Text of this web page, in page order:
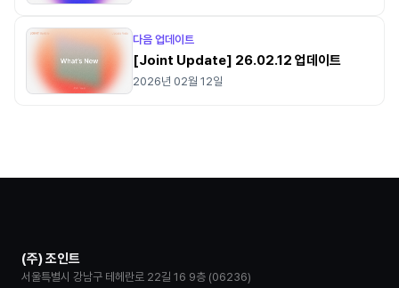
다음 업데이트
[Joint Update] 26.02.12 업데이트
2026년 02월 12일
(주) 조인트
서울특별시 강남구 테헤란로 22길 16 9층 (06236)